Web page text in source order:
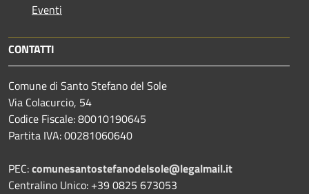
Eventi
CONTATTI
Comune di Santo Stefano del Sole
Via Colacurcio, 54
Codice Fiscale: 80010190645
Partita IVA: 00281060640
PEC:comunesantostefanodelsole@legalmail.it
Centralino Unico: +39 0825 673053